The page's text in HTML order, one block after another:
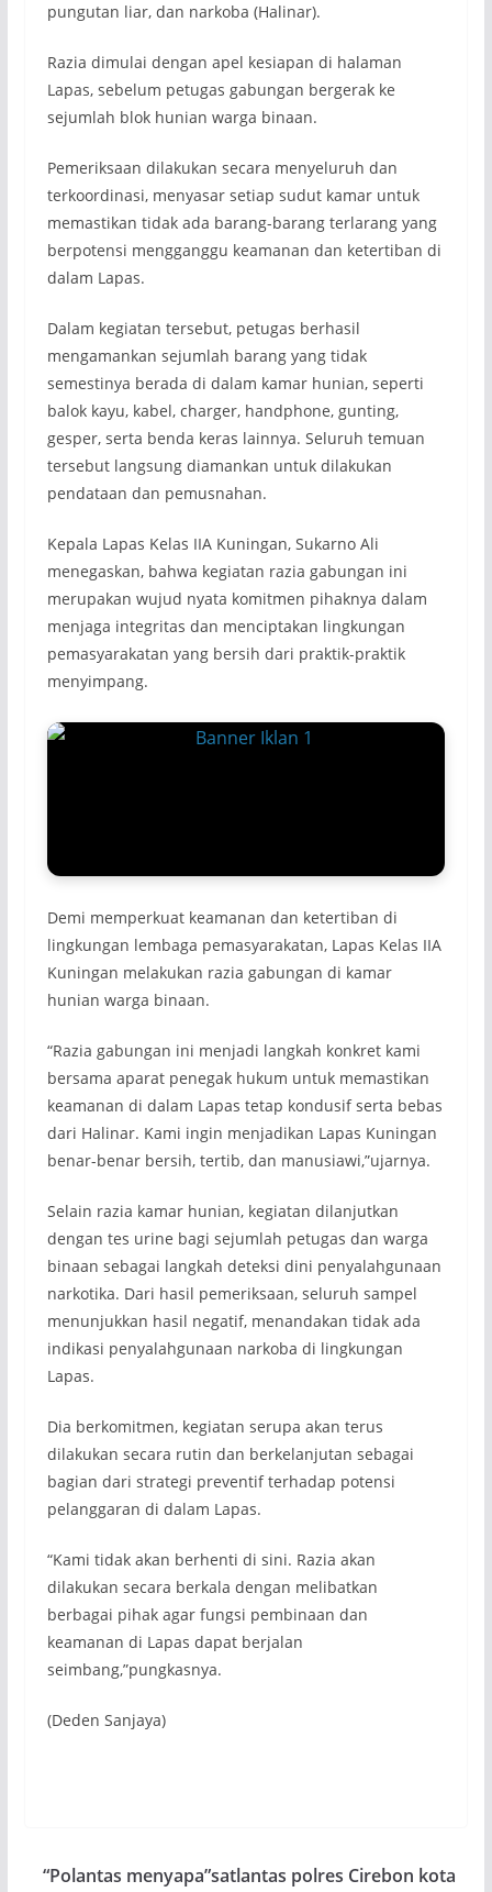
pungutan liar, dan narkoba (Halinar).
Razia dimulai dengan apel kesiapan di halaman
Lapas, sebelum petugas gabungan bergerak ke
sejumlah blok hunian warga binaan.
Pemeriksaan dilakukan secara menyeluruh dan
terkoordinasi, menyasar setiap sudut kamar untuk
memastikan tidak ada barang-barang terlarang yang
berpotensi mengganggu keamanan dan ketertiban di
dalam Lapas.
Dalam kegiatan tersebut, petugas berhasil
mengamankan sejumlah barang yang tidak
semestinya berada di dalam kamar hunian, seperti
balok kayu, kabel, charger, handphone, gunting,
gesper, serta benda keras lainnya. Seluruh temuan
tersebut langsung diamankan untuk dilakukan
pendataan dan pemusnahan.
Kepala Lapas Kelas IIA Kuningan, Sukarno Ali
menegaskan, bahwa kegiatan razia gabungan ini
merupakan wujud nyata komitmen pihaknya dalam
menjaga integritas dan menciptakan lingkungan
pemasyarakatan yang bersih dari praktik-praktik
menyimpang.
Demi memperkuat keamanan dan ketertiban di
lingkungan lembaga pemasyarakatan, Lapas Kelas IIA
Kuningan melakukan razia gabungan di kamar
hunian warga binaan.
“Razia gabungan ini menjadi langkah konkret kami
bersama aparat penegak hukum untuk memastikan
keamanan di dalam Lapas tetap kondusif serta bebas
dari Halinar. Kami ingin menjadikan Lapas Kuningan
benar-benar bersih, tertib, dan manusiawi,”ujarnya.
Selain razia kamar hunian, kegiatan dilanjutkan
dengan tes urine bagi sejumlah petugas dan warga
binaan sebagai langkah deteksi dini penyalahgunaan
narkotika. Dari hasil pemeriksaan, seluruh sampel
menunjukkan hasil negatif, menandakan tidak ada
indikasi penyalahgunaan narkoba di lingkungan
Lapas.
Dia berkomitmen, kegiatan serupa akan terus
dilakukan secara rutin dan berkelanjutan sebagai
bagian dari strategi preventif terhadap potensi
pelanggaran di dalam Lapas.
“Kami tidak akan berhenti di sini. Razia akan
dilakukan secara berkala dengan melibatkan
berbagai pihak agar fungsi pembinaan dan
keamanan di Lapas dapat berjalan
seimbang,”pungkasnya.
(Deden Sanjaya)
“Polantas menyapa”satlantas polres Cirebon kota